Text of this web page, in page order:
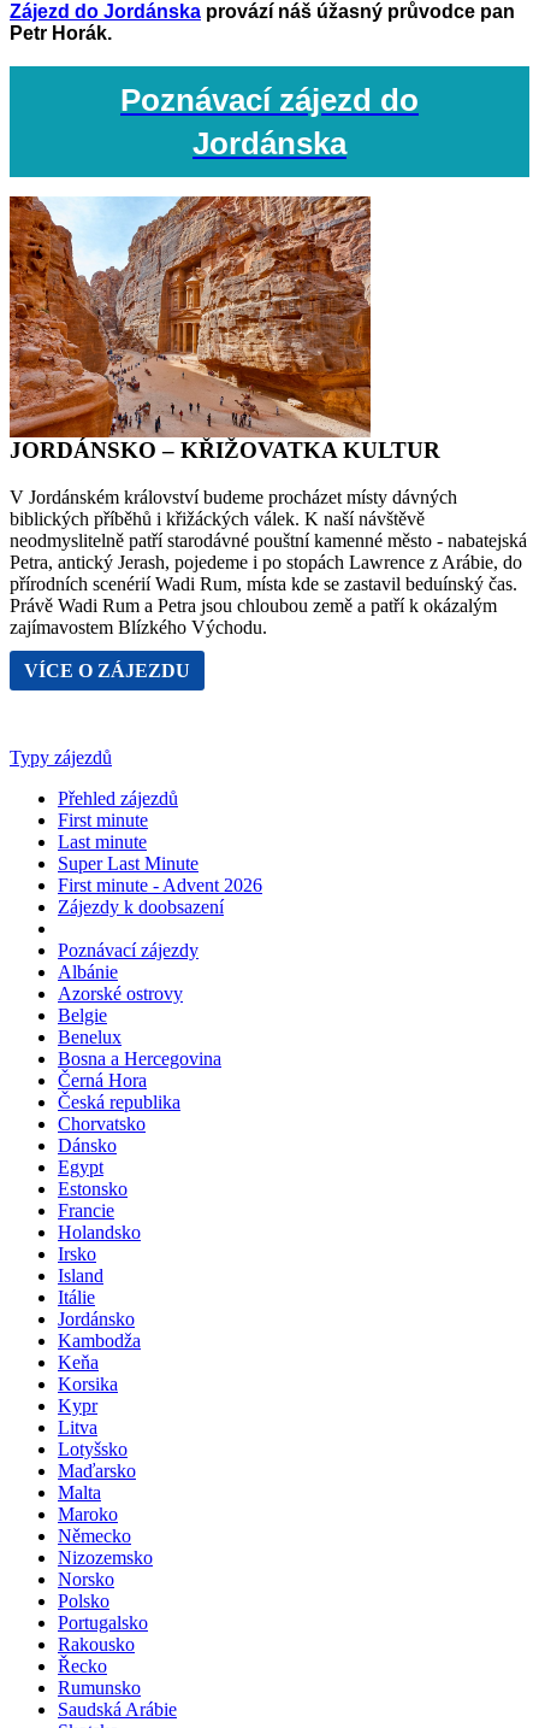
Zájezd do Jordánska provází náš úžasný průvodce pan
Petr Horák.
Poznávací zájezd do
Jordánska
JORDÁNSKO – KŘIŽOVATKA KULTUR
V Jordánském království budeme procházet místy dávných
biblických příběhů i křižáckých válek. K naší návštěvě
neodmyslitelně patří starodávné pouštní kamenné město - nabatejská
Petra, antický Jerash, pojedeme i po stopách Lawrence z Arábie, do
přírodních scenérií Wadi Rum, místa kde se zastavil beduínský čas.
Právě Wadi Rum a Petra jsou chloubou země a patří k okázalým
zajímavostem Blízkého Východu.
VÍCE O ZÁJEZDU
Typy zájezdů
Přehled zájezdů
First minute
Last minute
Super Last Minute
First minute - Advent 2026
Zájezdy k doobsazení
Poznávací zájezdy
Albánie
Azorské ostrovy
Belgie
Benelux
Bosna a Hercegovina
Černá Hora
Česká republika
Chorvatsko
Dánsko
Egypt
Estonsko
Francie
Holandsko
Irsko
Island
Itálie
Jordánsko
Kambodža
Keňa
Korsika
Kypr
Litva
Lotyšsko
Maďarsko
Malta
Maroko
Německo
Nizozemsko
Norsko
Polsko
Portugalsko
Rakousko
Řecko
Rumunsko
Saudská Arábie